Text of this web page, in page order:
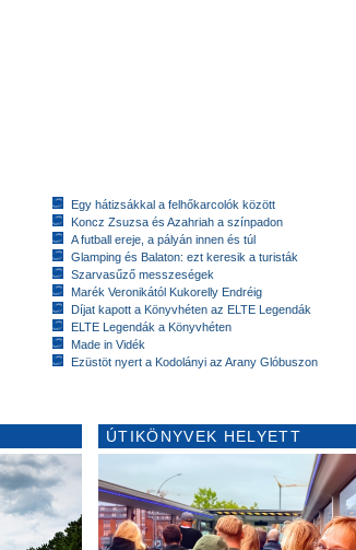
Egy hátizsákkal a felhőkarcolók között
Koncz Zsuzsa és Azahriah a színpadon
A futball ereje, a pályán innen és túl
Glamping és Balaton: ezt keresik a turisták
Szarvasűző messzeségek
Marék Veronikától Kukorelly Endréig
Díjat kapott a Könyvhéten az ELTE Legendák
ELTE Legendák a Könyvhéten
Made in Vidék
Ezüstöt nyert a Kodolányi az Arany Glóbuszon
ÚTIKÖNYVEK HELYETT